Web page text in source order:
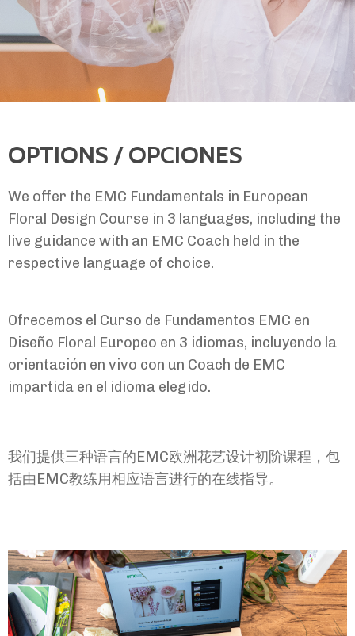
OPTIONS / OPCIONES
We offer the EMC Fundamentals in European
Floral Design Course in 3 languages, including the
live guidance with an EMC Coach held in the
respective language of choice.
Ofrecemos el Curso de Fundamentos EMC en
Diseño Floral Europeo en 3 idiomas, incluyendo la
orientación en vivo con un Coach de EMC
impartida en el idioma elegido.
我们提供三种语言的EMC欧洲花艺设计初阶课程， 包
括由EMC教练用相应语言进行的在线指导。